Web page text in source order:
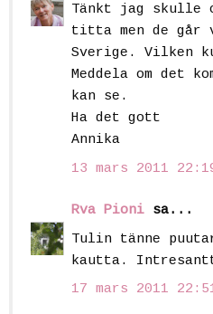
Tänkt jag skulle
titta men de
Sverige. Vilken
Meddela om det
kan se.
Ha det gott
Annika
13 mars 2011
Rva Pioni sa...
Tulin tänne
kautta.
17 mars 2011